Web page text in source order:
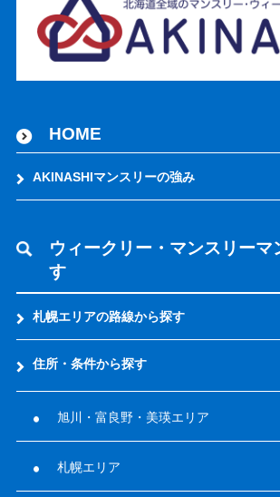
HOME
AKINASHIマンスリーの強み
ウィークリー・マンスリーマ
す
札幌エリアの路線から探す
住所・条件から探す
旭川・富良野・美瑛エリア
札幌エリア